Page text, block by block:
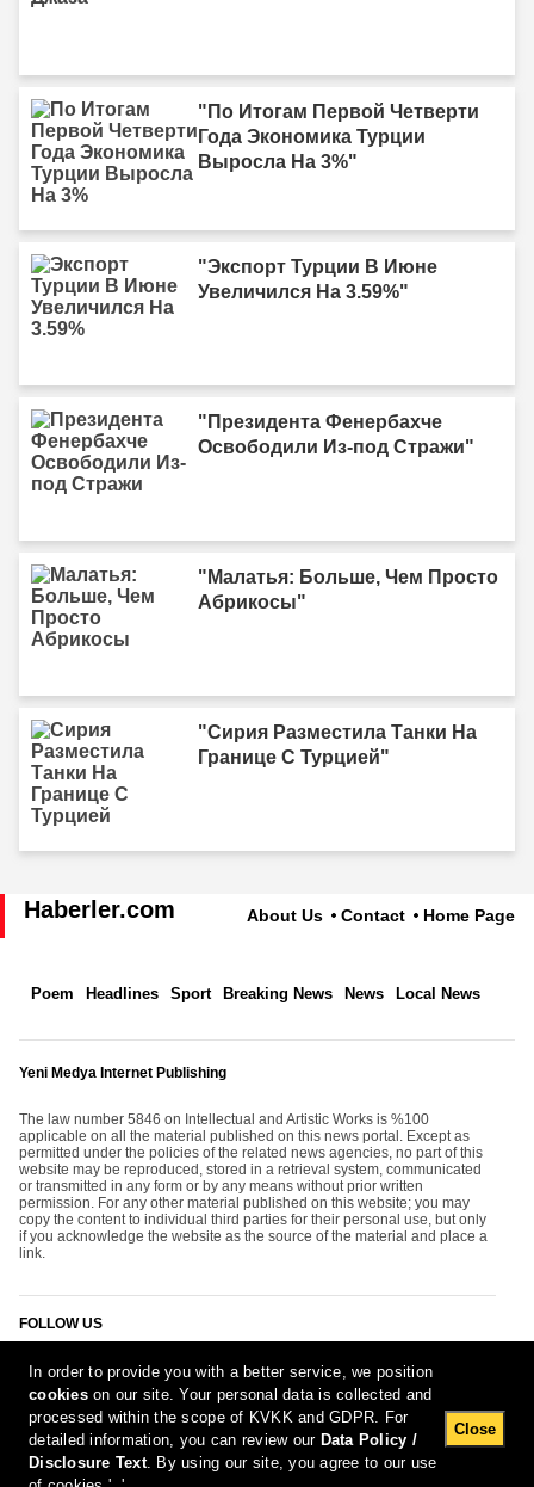
"По Итогам Первой Четверти
Года Экономика Турции
Выросла На 3%"
"Экспорт Турции В Июне
Увеличился На 3.59%"
"Президента Фенербахче
Освободили Из-под Стражи"
"Малатья: Больше, Чем Просто
Абрикосы"
"Сирия Разместила Танки На
Границе С Турцией"
Haberler.com About Us Contact Home Page
Poem Headlines Sport Breaking News News Local News
Yeni Medya Internet Publishing
The law number 5846 on Intellectual and Artistic Works is %100
applicable on all the material published on this news portal. Except as
permitted under the policies of the related news agencies, no part of this
website may be reproduced, stored in a retrieval system, communicated
or transmitted in any form or by any means without prior written
permission. For any other material published on this website; you may
copy the content to individual third parties for their personal use, but only
if you acknowledge the website as the source of the material and place a
link.
FOLLOW US
[Report Bug]8.08.2026 13:13:02 #1.11#
In order to provide you with a better service, we position
cookieson our site. Your personal data is collected and
processed within the scope of KVKK and GDPR. For
detailed information, you can review our Data Policy /
Disclosure Text. By using our site, you agree to our use
Close